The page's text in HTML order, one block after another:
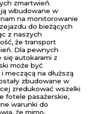
zmartwień.
wbudowane w
na monitorowanie
do bieżących
z naszych
że transport
Dla pewnych
autokarami z
może być
meczącą na dłuższą
zbudowane w
zredukować wszelki
fotele pasażerskie,
warunki do
że mimo,